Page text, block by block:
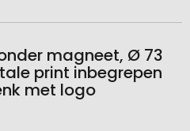
magneet, Ø 73
print inbegrepen
met logo